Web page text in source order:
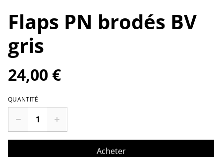
Flaps PN brodés BV
gris
24,00 €
QUANTITÉ
Acheter